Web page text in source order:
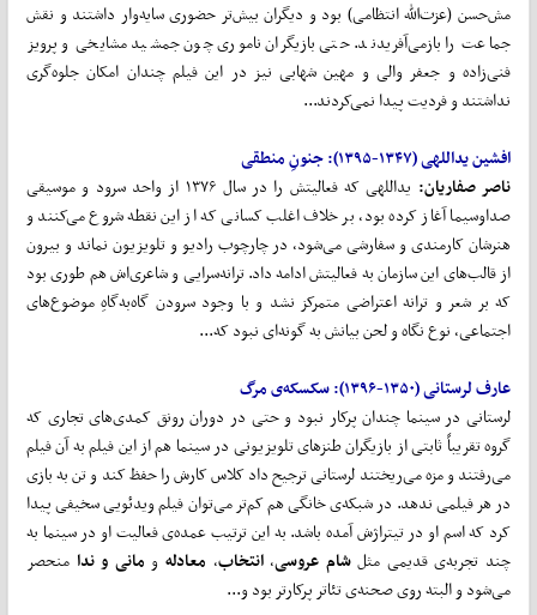
مش‌حسن (عزت‌الله انتظامی) بود و دیگران بیش‌تر حضوری سایه‌وار داشتند و نقش
جماعت را بازمی‌آفریدند. حتی بازیگران ناموری چون جمشید مشایخی و پرویز
فنی‌زاده و جعفر والی و مهین شهابی نیز در این فیلم چندان امکان جلوه‌گری
نداشتند و فردیت پیدا نمی‌کردند...
افشینیداللهی(۱۳۴۷-۱۳۹۵) :جنونِمنطقی
ناصر صفاریان:
یداللهی که فعالیتش را در سال ۱۳۷۶ از واحد سرود و موسیقی
صداوسیما آغاز کرده بود، بر خلاف اغلب کسانی که از این نقطه شروع می‌کنند و
هنرشان کارمندی و سفارشی می‌شود، در چارچوب رادیو و تلویزیون نماند و بیرون
از قالب‌های این سازمان به فعالیتش ادامه داد. ترانه‌سرایی و شاعری‌اش هم طوری بود
که بر شعر و ترانه اعتراضی متمرکز نشد و با وجود سرودن گاه‌به‌گاهِ موضوع‌های
اجتماعی، نوع نگاه و لحن بیانش به گونه‌ای نبود که...
عارفلرستانی(۱۳۵۰-۱۳۹۶):
سکسکه‌ی مرگ
لرستانی در سینما چندان پرکار نبود و حتی در دوران رونق کمدی‌های تجاری که
گروه تقریباً ثابتی از بازیگران طنزهای تلویزیونی در سینما هم از این فیلم به آن فیلم
می‌رفتند و مزه می‌ریختند لرستانی ترجیح داد کلاس کارش را حفظ کند و تن به بازی
در هر فیلمی ندهد. در شبکه‌ی خانگی هم کم‌تر می‌توان فیلم ویدئویی سخیفی پیدا
کرد که اسم او در تیتراژش آمده باشد. به این ترتیب عمده‌ی فعالیت او در سینما به
چند تجربه‌ی قدیمی مثل شام عروسی، انتخاب، معادلهو مانی و ندامنحصر
می‌شود و البته روی صحنه‌ی تئاتر پرکارتر بود و...